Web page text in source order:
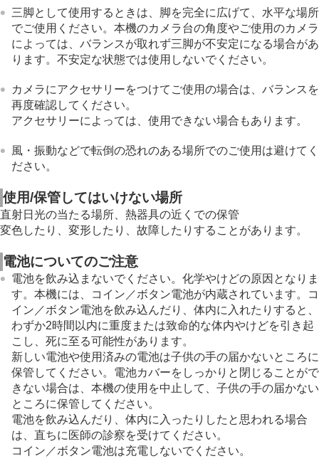
三脚として使用するときは、脚を完全に広げて、水平な場所
でご使用ください。本機のカメラ台の角度やご使用のカメラ
によっては、バランスが取れず三脚が不安定になる場合があ
ります。不安定な状態では使用しないでください。
カメラにアクセサリーをつけてご使用の場合は、バランスを
再度確認してください。
アクセサリーによっては、使用できない場合もあります。
風・振動などで転倒の恐れのある場所でのご使用は避けてく
ださい。
使用/保管してはいけない場所
直射日光の当たる場所、熱器具の近くでの保管
変色したり、変形したり、故障したりすることがあります。
電池についてのご注意
電池を飲み込まないでください。化学やけどの原因となりま
す。本機には、コイン／ボタン電池が内蔵されています。コ
イン／ボタン電池を飲み込んだり、体内に入れたりすると、
わずか2時間以内に重度または致命的な体内やけどを引き起
こし、死に至る可能性があります。
新しい電池や使用済みの電池は子供の手の届かないところに
保管してください。電池カバーをしっかりと閉じることがで
きない場合は、本機の使用を中止して、子供の手の届かない
ところに保管してください。
電池を飲み込んだり、体内に入ったりしたと思われる場合
は、直ちに医師の診察を受けてください。
コイン／ボタン電池は充電しないでください。